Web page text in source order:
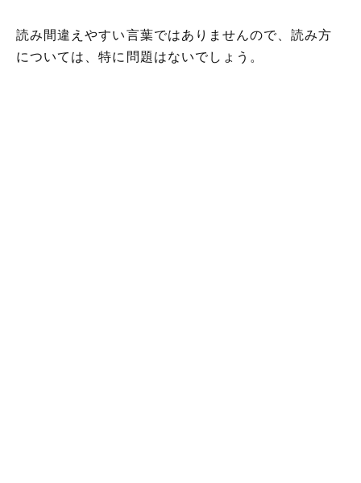
読み間違えやすい言葉ではありませんので、読み方
については、特に問題はないでしょう。